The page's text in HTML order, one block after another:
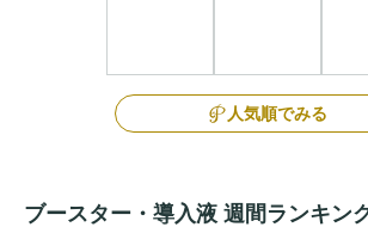
人気順でみる
ブースター・導入液 週間ランキン